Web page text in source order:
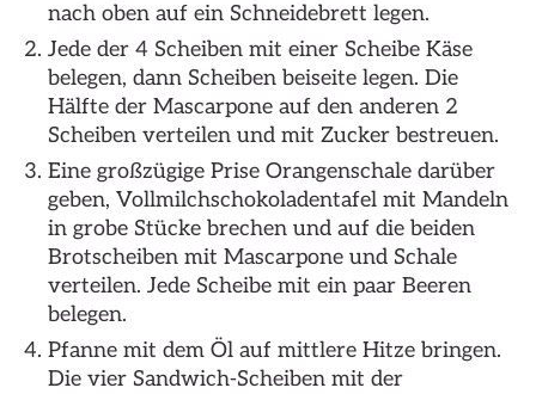
nach oben auf ein Schneidebrett legen.
Jede der 4 Scheiben mit einer Scheibe Käse
belegen, dann Scheiben beiseite legen. Die
Hälfte der Mascarpone auf den anderen 2
Scheiben verteilen und mit Zucker bestreuen.
Eine großzügige Prise Orangenschale darüber
geben, Vollmilchschokoladentafel mit Mandeln
in grobe Stücke brechen und auf die beiden
Brotscheiben mit Mascarpone und Schale
verteilen. Jede Scheibe mit ein paar Beeren
belegen.
Pfanne mit dem Öl auf mittlere Hitze bringen.
Die vier Sandwich-Scheiben mit der